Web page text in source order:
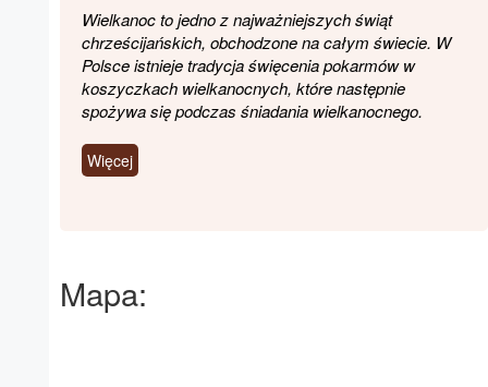
Wielkanoc to jedno z najważniejszych świąt
chrześcijańskich, obchodzone na całym świecie. W
Polsce istnieje tradycja święcenia pokarmów w
koszyczkach wielkanocnych, które następnie
spożywa się podczas śniadania wielkanocnego.
Więcej
Mapa: